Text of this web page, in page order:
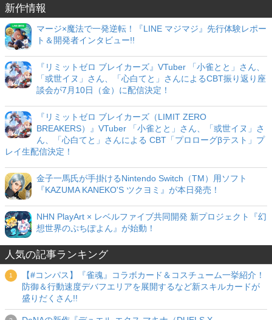
新作情報
マージ×魔法で一発逆転！『LINE マジマジ』先行体験レポー
ト＆開発者インタビュー!!
『リミットゼロ ブレイカーズ』VTuber 「小雀とと」さん、
「或世イヌ」さん、「心白てと」さんによるCBT振り返り座
談会が7月10日（金）に配信決定！
『リミットゼロ ブレイカーズ（LIMIT ZERO
BREAKERS）』VTuber 「小雀とと」さん、「或世イヌ」さ
ん、「心白てと」さんによる CBT「プロローグβテスト」プ
レイ生配信決定！
金子一馬氏が手掛けるNintendo Switch（TM）用ソフト
『KAZUMA KANEKO'S ツクヨミ』が本日発売！
NHN PlayArt × レベルファイブ共同開発 新プロジェクト『幻
想世界のぷちぽよん』が始動！
人気の記事ランキング
【#コンパス】『雀魂』コラボカード＆コスチューム一挙紹介！
防御＆行動速度デバフエリアを展開するなど新スキルカードが
盛りだくさん!!